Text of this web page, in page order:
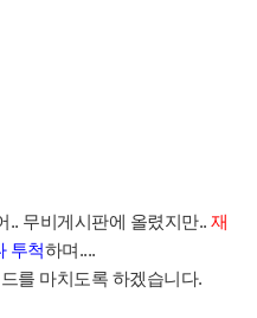
.. 무비게시판에 올렸지만.. 재
투척하며....
를 마치도록 하겠습니다.